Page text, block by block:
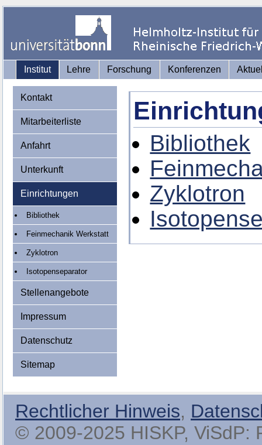
Institut Lehre Forschung Konferenzen
Kontakt
Mitarbeiterliste
Anfahrt
Unterkunft
Einrichtungen
Bibliothek
Feinmechanik Werkstatt
Zyklotron
Isotopenseparator
Stellenangebote
Impressum
Datenschutz
Sitemap
Bibliothek
Zyklotron
Rechtlicher Hinweis,
© 2009-2025 HISKP, ViSdP: